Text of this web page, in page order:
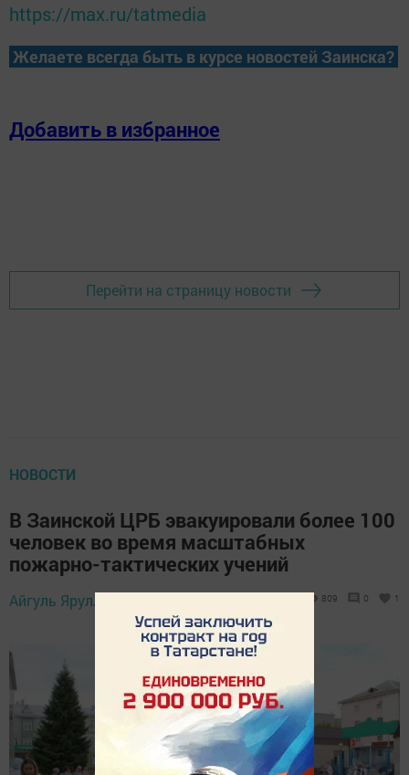
https://max.ru/tatmedia
Желаете всегда быть в курсе новостей Заинска?
Добавить в избранное
Перейти на страницу новости
НОВОСТИ
В Заинской ЦРБ эвакуировали более 100
человек во время масштабных
пожарно-тактических учений
Айгуль Яруллина, 809 0 1